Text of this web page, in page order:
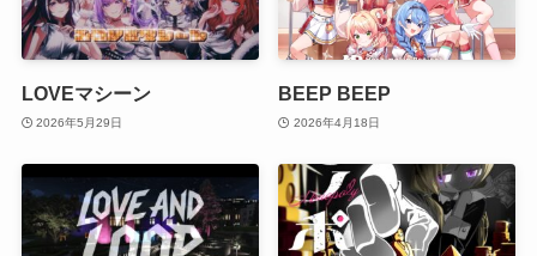
LOVEマシーン
2026年5月29日
BEEP BEEP
2026年4月18日